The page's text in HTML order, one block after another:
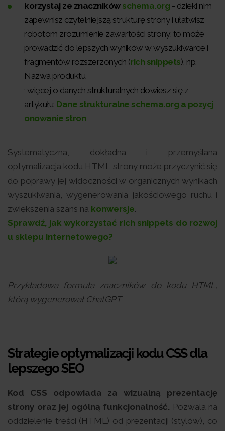
korzystaj ze znaczników schema.org - dzięki nim
zapewnisz czytelniejszą strukturę strony i ułatwisz
robotom zrozumienie zawartości strony; to może
prowadzić do lepszych wyników w wyszukiwarce i
fragmentów rozszerzonych (rich snippets), np.
Nazwa produktu
; więcej o danych strukturalnych dowiesz się z
artykułu: Dane strukturalne schema.org a pozycj
onowanie stron,
Systematyczna, dokładna i przemyślana
optymalizacja kodu HTML strony może przyczynić się
do poprawy jej widoczności w organicznych wynikach
wyszukiwania, wygenerowania jakościowego ruchu i
zwiększenia szans na konwersje.
Sprawdź, jak wykorzystać rich snippets do rozwoj
u sklepu internetowego?
Przykładowa formuła znaczników do kodu HTML,
którą wygenerował ChatGPT
Strategie optymalizacji kodu CSS dla
lepszego SEO
Kod CSS odpowiada za wizualną prezentację
strony oraz jej ogólną funkcjonalność. Pozwala na
oddzielenie treści (HTML) od prezentacji (stylów), co